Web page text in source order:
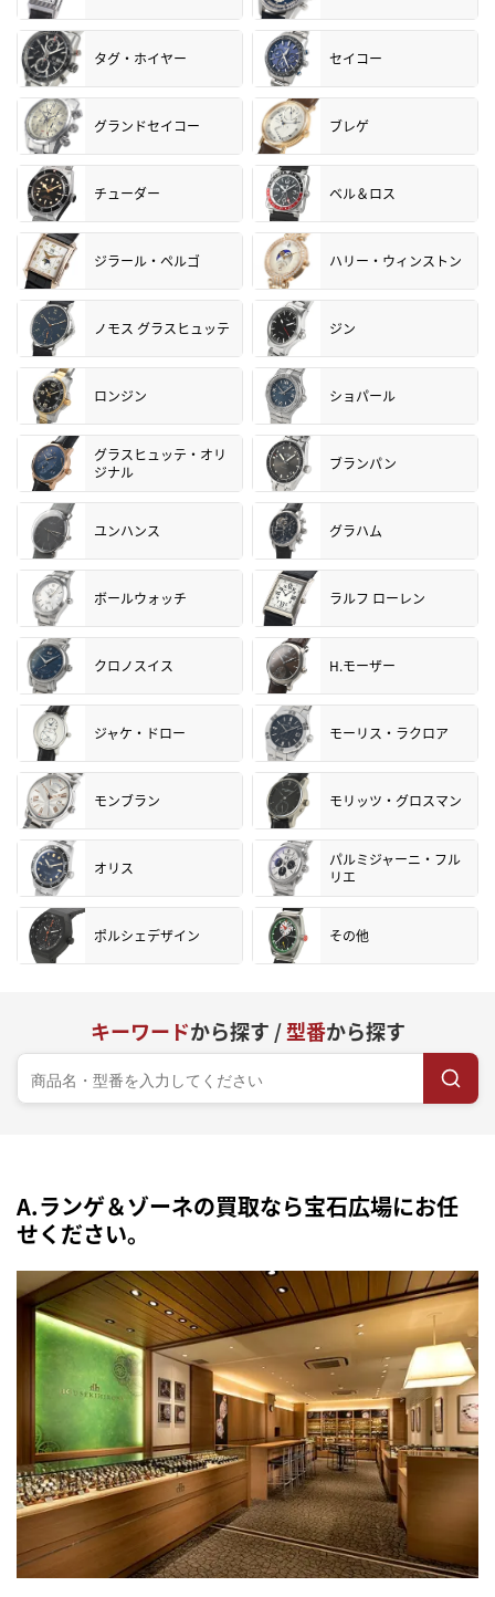
タグ・ホイヤー セイコー
グランドセイコー ブレゲ
チューダー ベル＆ロス
ジラール・ペルゴ ハリー・ウィンストン
ノモス グラスヒュッテ ジン
ロンジン ショパール
グラスヒュッテ・オリ
ジナル
ブランパン
ユンハンス グラハム
ボールウォッチ ラルフ ローレン
クロノスイス H.モーザー
ジャケ・ドロー モーリス・ラクロア
モンブラン モリッツ・グロスマン
オリス
パルミジャーニ・フル
リエ
ポルシェデザイン その他
キーワードから探す /型番から探す
A.ランゲ＆ゾーネの買取なら宝石広場にお任
せください。